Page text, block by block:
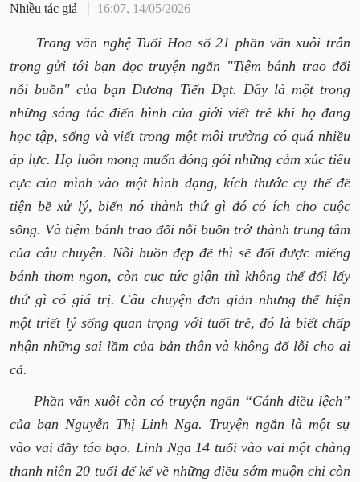
Nhiều tác giả 16:07, 14/05/2026
Trang văn nghệ Tuổi Hoa số 21 phần văn xuôi trân
trọng gửi tới bạn đọc truyện ngắn "Tiệm bánh trao đổi
nỗi buồn" của bạn Dương Tiến Đạt. Đây là một trong
những sáng tác điển hình của giới viết trẻ khi họ đang
học tập, sống và viết trong một môi trường có quá nhiều
áp lực. Họ luôn mong muốn đóng gói những cảm xúc tiêu
cực của mình vào một hình dạng, kích thước cụ thể để
tiện bề xử lý, biến nó thành thứ gì đó có ích cho cuộc
sống. Và tiệm bánh trao đổi nỗi buồn trở thành trung tâm
của câu chuyện. Nỗi buồn đẹp đẽ thì sẽ đổi được miếng
bánh thơm ngon, còn cục tức giận thì không thể đổi lấy
thứ gì có giá trị. Câu chuyện đơn giản nhưng thể hiện
một triết lý sống quan trọng với tuổi trẻ, đó là biết chấp
nhận những sai lầm của bản thân và không đổ lỗi cho ai
cả.
Phần văn xuôi còn có truyện ngắn “Cánh diều lệch”
của bạn Nguyễn Thị Linh Nga. Truyện ngắn là một sự
vào vai đầy táo bạo. Linh Nga 14 tuổi vào vai một chàng
thanh niên 20 tuổi để kể về những điều sớm muộn chỉ còn